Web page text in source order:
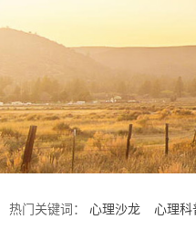
热门关键词： 心理沙龙 心理科